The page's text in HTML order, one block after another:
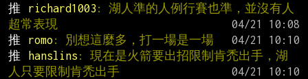
推
richard1003 : 湖人準的人例行賽也準，並沒有人
超常表現
推
romo : 別想這麼多，打一場是一場
推
hanslins : 現在是火箭要出招限制肯禿出手，湖
人只要限制肯禿出手